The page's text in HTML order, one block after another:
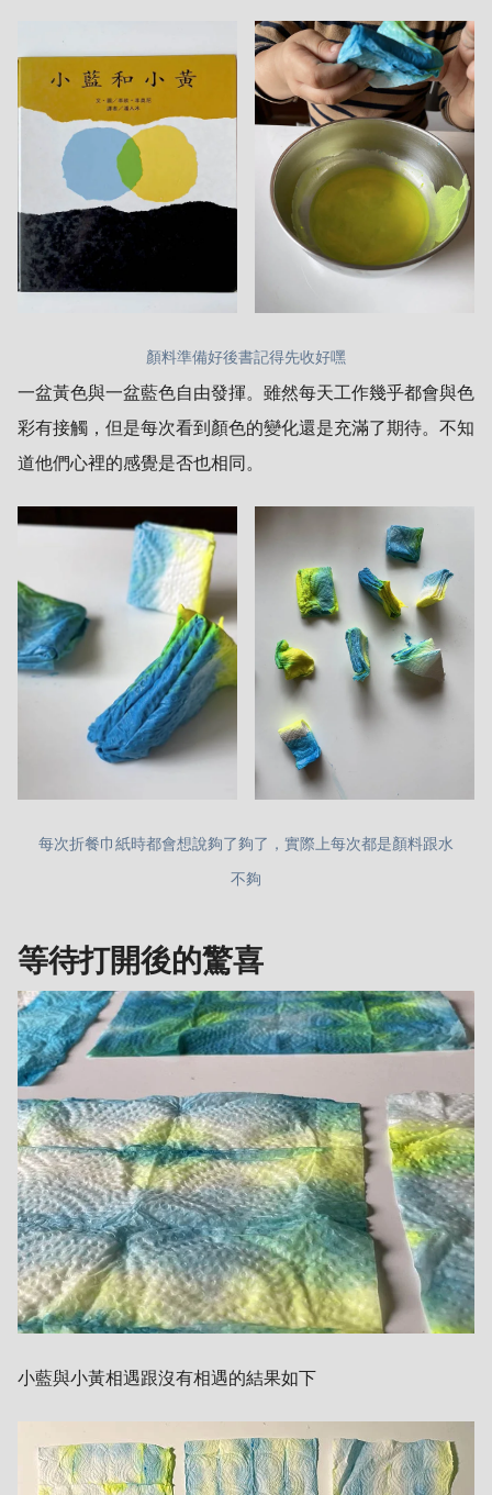
顏料準備好後書記得先收好嘿
一盆黃色與一盆藍色自由發揮。雖然每天工作幾乎都會與色
彩有接觸，但是每次看到顏色的變化還是充滿了期待。不知
道他們心裡的感覺是否也相同。
每次折餐巾紙時都會想說夠了夠了，實際上每次都是顏料跟水
不夠
等待打開後的驚喜
小藍與小黃相遇跟沒有相遇的結果如下